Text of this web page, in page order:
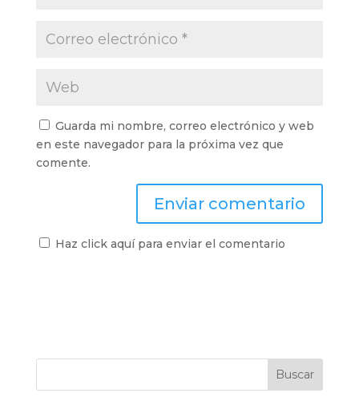
Guarda mi nombre, correo electrónico y web
en este navegador para la próxima vez que
comente.
Haz click aquí para enviar el comentario